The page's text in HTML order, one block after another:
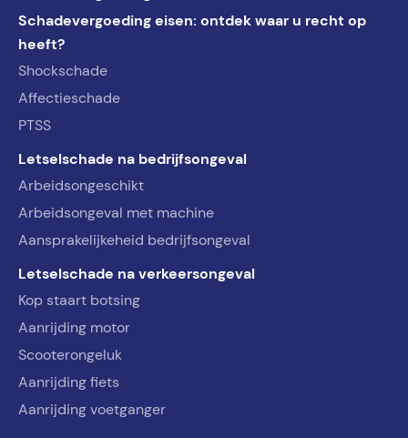
Schadevergoeding eisen: ontdek waar u recht op
heeft?
Shockschade
Affectieschade
PTSS
Letselschade na bedrijfsongeval
Arbeidsongeschikt
Arbeidsongeval met machine
Aansprakelijkeheid bedrijfsongeval
Letselschade na verkeersongeval
Kop staart botsing
Aanrijding motor
Scooterongeluk
Aanrijding fiets
Aanrijding voetganger